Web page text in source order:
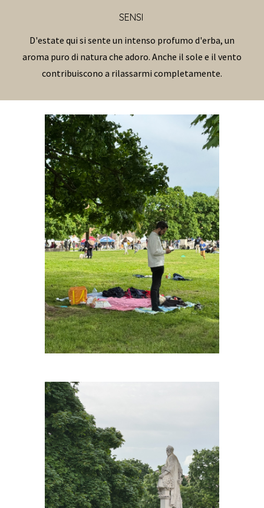
SENSI
D'estate qui si sente un intenso profumo d'erba, un
aroma puro di natura che adoro. Anche il sole e il vento
contribuiscono a rilassarmi completamente.